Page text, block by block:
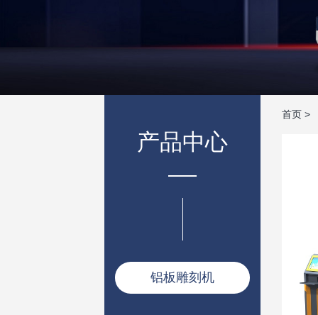
产品中心
铝板雕刻机
首页>